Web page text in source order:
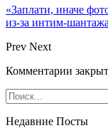
«Заплати, иначе
из-за интим-шантажа
Prev Next
Комментарии
Недавние Посты